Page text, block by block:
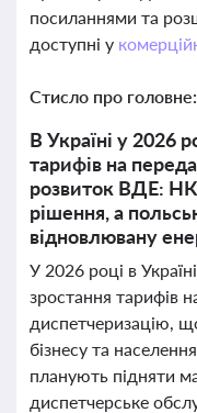
посиланнями та
доступні у
Стисло про головне:
В Україні у 2026
тарифів на
розвиток ВДЕ:
рішення, а
відновлювану
У 2026 році в
зростання тарифів
диспетчеризацію,
бізнесу та
планують підняти
диспетчерське